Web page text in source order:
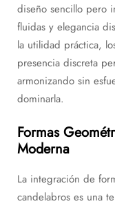
diseño sencillo pero
fluidas y elegancia
la utilidad práctica,
presencia discreta
armonizando sin
dominarla.
Formas
Moderna
La integración de
candelabros es una